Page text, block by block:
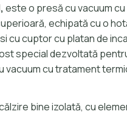
este o presă cu vacuum
echipată cu o
cu cuptor cu platan de
special dezvoltată
vacuum cu tratament
bine izolată, cu